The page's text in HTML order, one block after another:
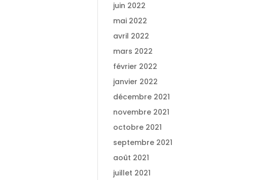
juin 2022
mai 2022
avril 2022
mars 2022
février 2022
janvier 2022
décembre 2021
novembre 2021
octobre 2021
septembre 2021
août 2021
juillet 2021